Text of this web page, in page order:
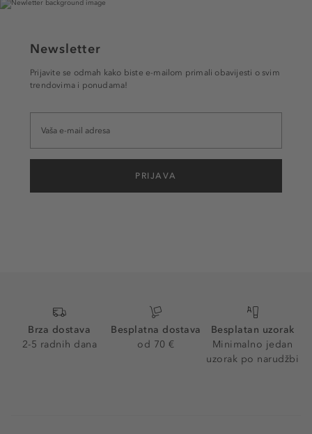
Newsletter
Prijavite se odmah kako biste e-mailom primali obavijesti o svim
trendovima i ponudama!
PRIJAVA
Brza dostava
2-5 radnih dana
Besplatna dostava
od 70 €
Besplatan uzorak
Minimalno jedan
uzorak po narudžbi